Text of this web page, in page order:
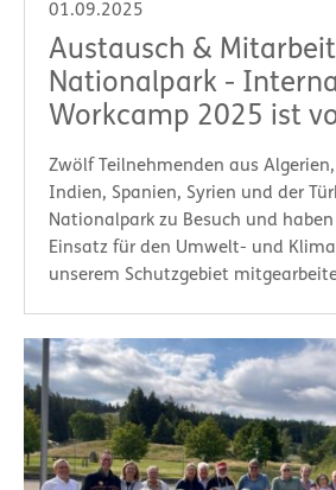
01.09.2025
Austausch &
Nationalpark -
Workcamp 2025 ist
Zwölf Teilnehmenden aus Algerien,
Indien, Spanien, Syrien und der
Nationalpark zu Besuch und
Einsatz für den Umwelt- und
unserem Schutzgebiet